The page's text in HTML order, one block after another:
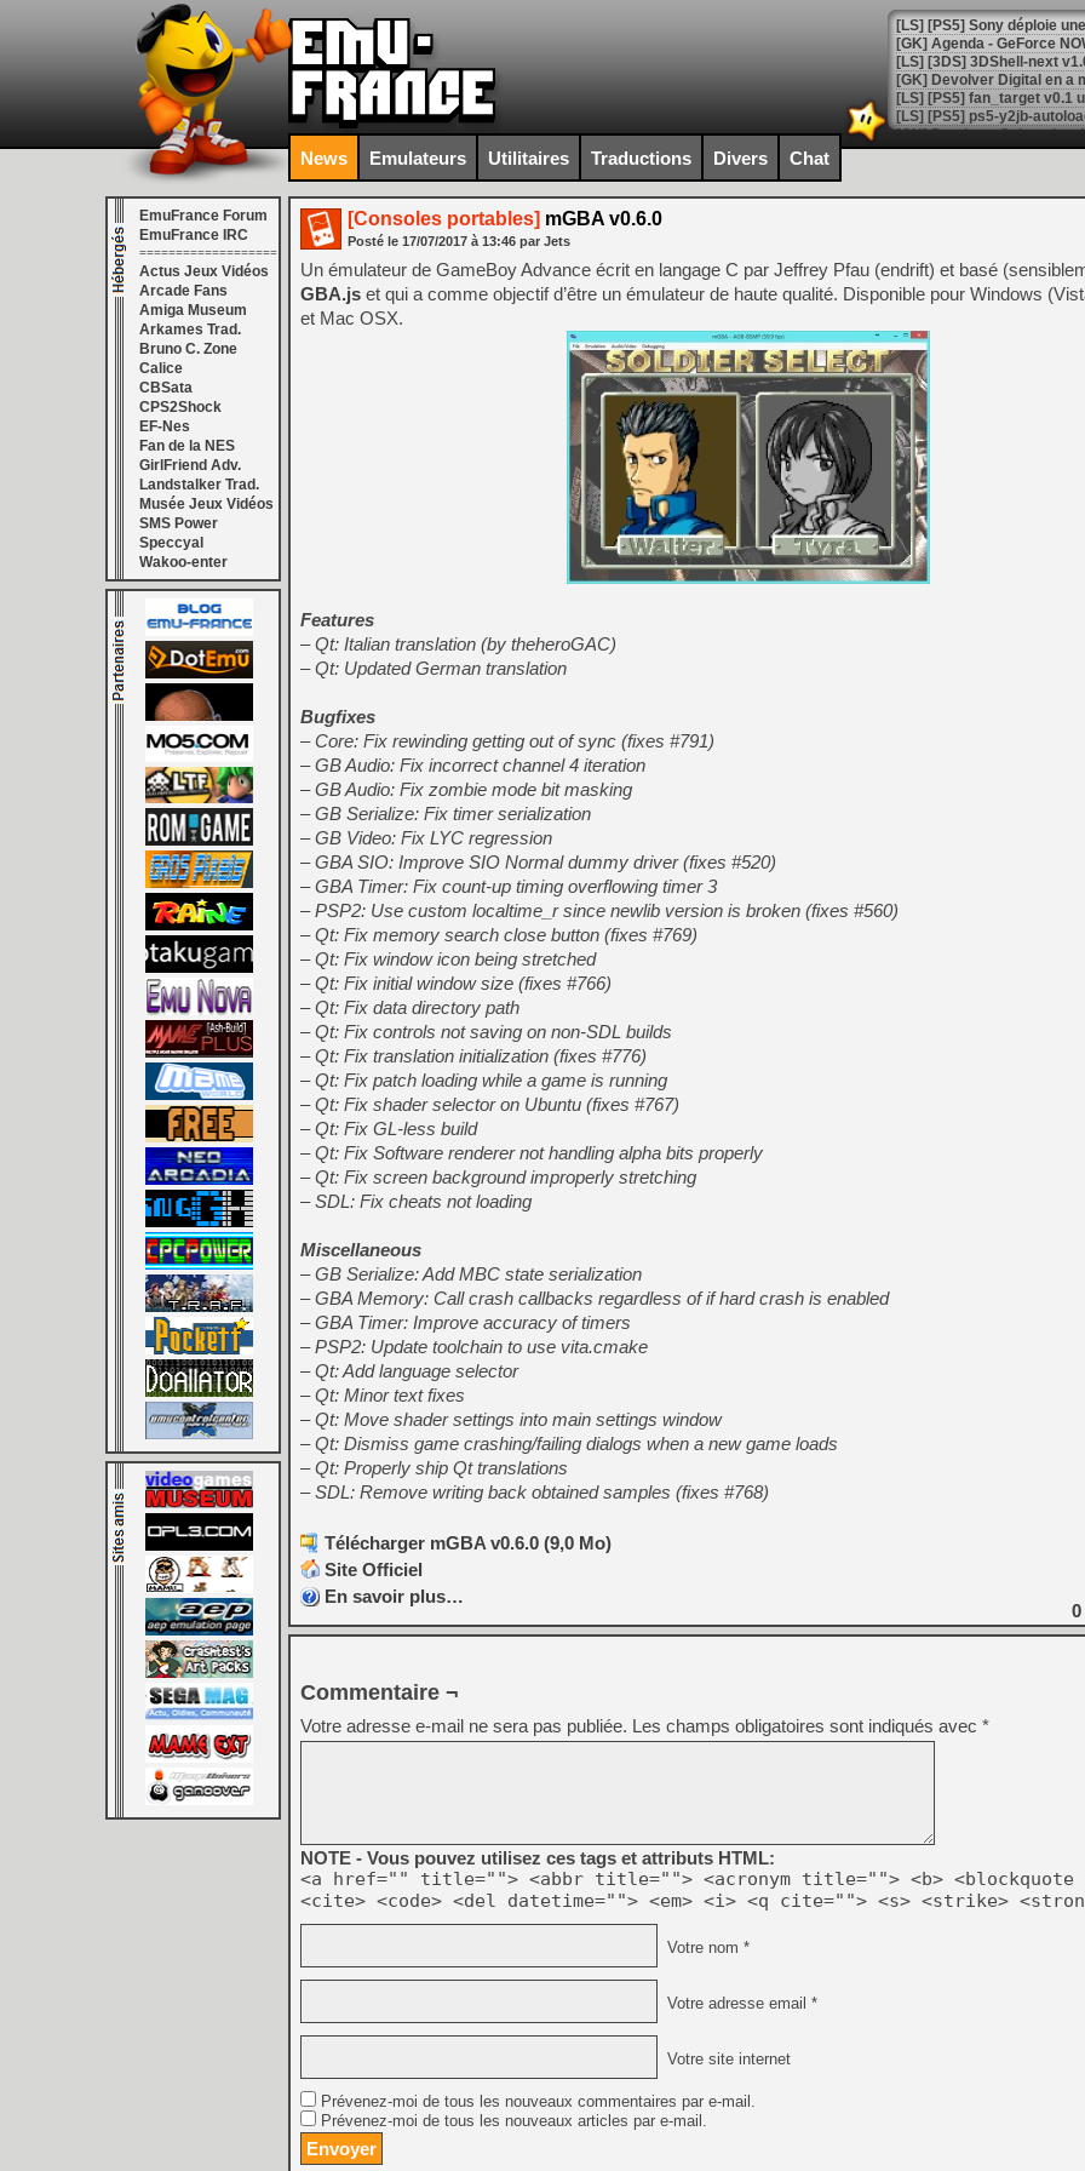
[GK] Agenda - GeForce
[GK] Devolver Digital en a
[LS] [PS5] ps5-y2jb-
[GK] Pourquoi Marvel
[GK] Test : Restory : Chill
[GK] GTA 6 : Rockstar
[GK] Hot Wheels Infinite
[GK] Mémoire cash -
[GK] Résultats Nintendo :
[GK] Déjà des
[Mo5] Brickboy cherche à
[GK] Minecraft et ses «
[GK] Beast of
[GK] Ubisoft : fin de partie
[GK] Mémoire cash -
[GK] Dan Houser (GTA)
[GK] Comment EA Sports
[GK] Crimson Moon : un
[GK] Isle of Reveries : le
[GK] Moonlighter 2 : The
[GK] Capcom relance
[Mo5] Deux inédits du
[GK] Le beat'em up The
[GK] Endless Legend 2 :
[LS] [PS5] Le WebKit
[GK] Oubliez Crazy Taxi,
[LS] [Switch] NSZ 5.0.0
[GK] No More Room in
News Emulateurs Utilitaires Traductions Divers Chat
EmuFrance Forum
EmuFrance IRC
===================
Actus Jeux Vidéos
Arcade Fans
Amiga Museum
Arkames Trad.
Bruno C. Zone
Calice
CBSata
CPS2Shock
EF-Nes
Fan de la NES
GirlFriend Adv.
Landstalker Trad.
Musée Jeux Vidéos
SMS Power
Speccyal
Wakoo-enter
[Consoles portables] mGBA v0.6.0
Posté le 17/07/2017 à 13:46 par Jets
Un émulateur de GameBoy Advance écrit en langage C par Jeffrey Pfau (endrift) et basé
GBA.js et qui a comme objectif d’être un émulateur de haute qualité. Disponible pour Windows
et Mac OSX.
Features
– Qt: Italian translation (by theheroGAC)
– Qt: Updated German translation
Bugfixes
– Core: Fix rewinding getting out of sync (fixes #791)
– GB Audio: Fix incorrect channel 4 iteration
– GB Audio: Fix zombie mode bit masking
– GB Serialize: Fix timer serialization
– GB Video: Fix LYC regression
– GBA SIO: Improve SIO Normal dummy driver (fixes #520)
– GBA Timer: Fix count-up timing overflowing timer 3
– PSP2: Use custom localtime_r since newlib version is broken (fixes #560)
– Qt: Fix memory search close button (fixes #769)
– Qt: Fix window icon being stretched
– Qt: Fix initial window size (fixes #766)
– Qt: Fix data directory path
– Qt: Fix controls not saving on non-SDL builds
– Qt: Fix translation initialization (fixes #776)
– Qt: Fix patch loading while a game is running
– Qt: Fix shader selector on Ubuntu (fixes #767)
– Qt: Fix GL-less build
– Qt: Fix Software renderer not handling alpha bits properly
– Qt: Fix screen background improperly stretching
– SDL: Fix cheats not loading
Miscellaneous
– GB Serialize: Add MBC state serialization
– GBA Memory: Call crash callbacks regardless of if hard crash is enabled
– GBA Timer: Improve accuracy of timers
– PSP2: Update toolchain to use vita.cmake
– Qt: Add language selector
– Qt: Minor text fixes
– Qt: Move shader settings into main settings window
– Qt: Dismiss game crashing/failing dialogs when a new game loads
– Qt: Properly ship Qt translations
– SDL: Remove writing back obtained samples (fixes #768)
Télécharger mGBA v0.6.0 (9,0 Mo)
Site Officiel
En savoir plus…
0
Commentaire ¬
Votre adresse e-mail ne sera pas publiée. Les champs obligatoires sont indiqués avec *
NOTE - Vous pouvez utilisez ces tags et attributs HTML:
<a href="" title=""> <abbr title=""> <acronym title=""> <b> <blockquote
<cite> <code> <del datetime=""> <em> <i> <q cite=""> <s> <strike>
Votre nom *
Votre adresse email *
Votre site internet
Prévenez-moi de tous les nouveaux commentaires par e-mail.
Prévenez-moi de tous les nouveaux articles par e-mail.